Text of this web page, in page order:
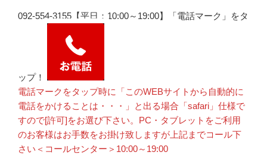
092-554-3155【平日：10:00～19:00】「電話マーク」をタ
ップ！
電話マークをタップ時に「このWEBサイトから自動的に
電話をかけることは・・・」と出る場合「safari」仕様で
すので[許可]をお選び下さい。PC・タブレットをご利用
のお客様はお手数をお掛け致しますが上記までコール下
さい＜コールセンター＞10:00～19:00